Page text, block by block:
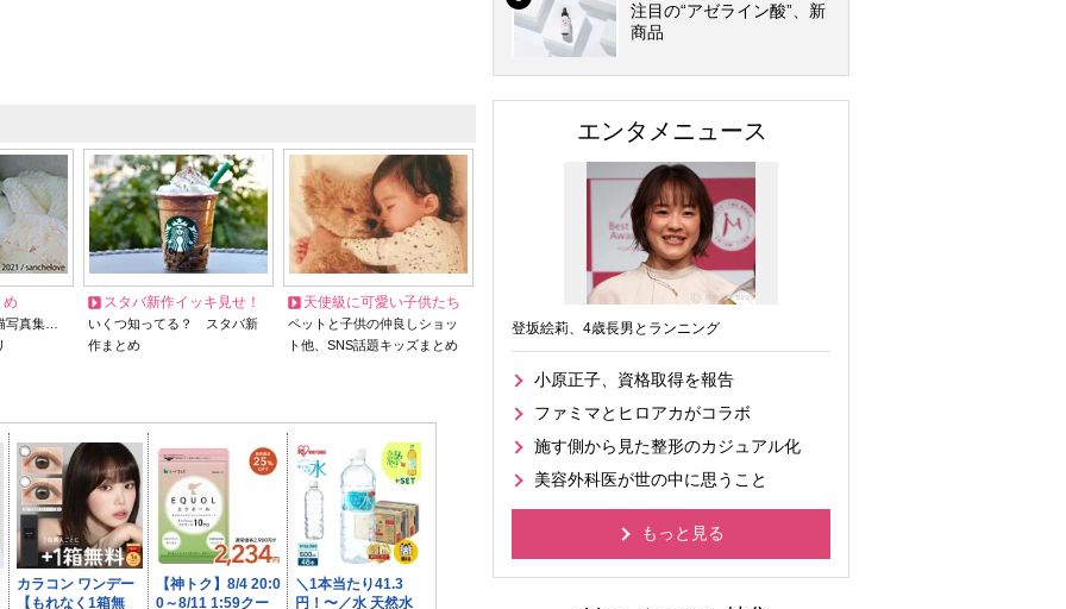
め
写真集…
スタバ新作イッキ見せ！
いくつ知ってる？ スタバ新
作まとめ
天使級に可愛い子供たち
ペットと子供の仲良しショッ
ト他、SNS話題キッズまとめ
注目の“アゼライン酸”、新
商品
エンタメニュース
登坂絵莉、4歳長男とランニング
小原正子、資格取得を報告
ファミマとヒロアカがコラボ
施す側から見た整形のカジュアル化
美容外科医が世の中に思うこと
もっと見る